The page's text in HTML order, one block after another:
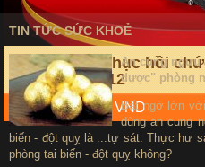
Xe lăn điện phục hồi
HHD-01 TM012
Giá: 82,000,000 VND
TIN TỨC SỨC KHOẺ
An cung ngưu
dược" phòng
Bất ngờ lớn
dùng an cung
biến - đột quỵ là ...tự sát. Thực hư
phòng tai biến - đột quỵ không?